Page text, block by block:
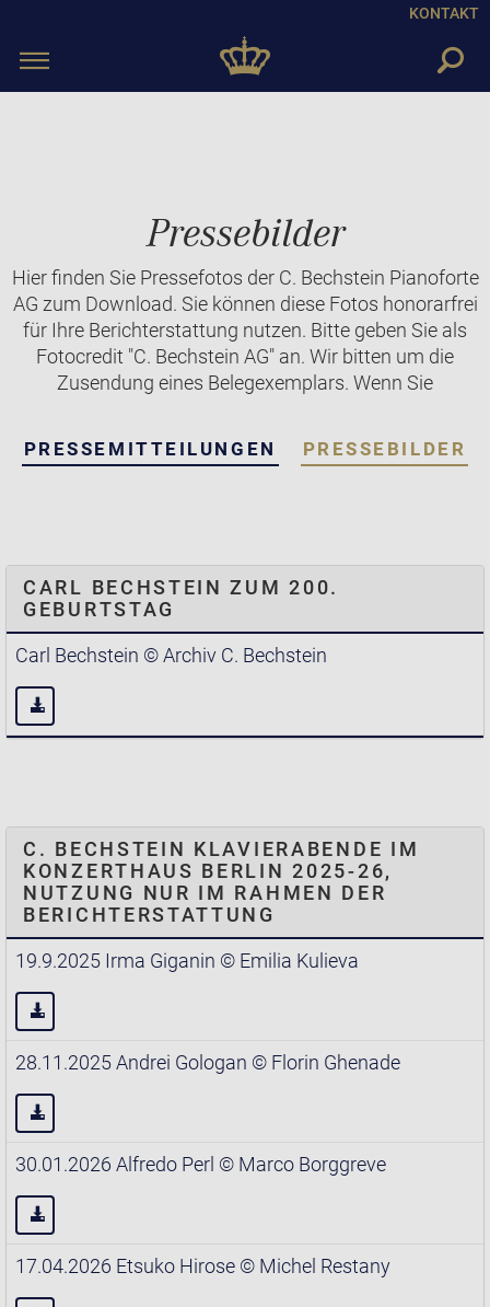
KONTAKT
Toggle
Pressebilder
Hier finden Sie Pressefotos der C. Bechstein Pianoforte
AG zum Download. Sie können diese Fotos honorarfrei
für Ihre Berichterstattung nutzen. Bitte geben Sie als
Fotocredit "C. Bechstein AG" an. Wir bitten um die
Zusendung eines Belegexemplars. Wenn Sie
PRESSEMITTEILUNGEN PRESSEBILDER
CARL BECHSTEIN ZUM 200.
GEBURTSTAG
Carl Bechstein © Archiv C. Bechstein
C. BECHSTEIN KLAVIERABENDE IM
KONZERTHAUS BERLIN 2025-26,
NUTZUNG NUR IM RAHMEN DER
BERICHTERSTATTUNG
19.9.2025 Irma Giganin © Emilia Kulieva
28.11.2025 Andrei Gologan © Florin Ghenade
30.01.2026 Alfredo Perl © Marco Borggreve
17.04.2026 Etsuko Hirose © Michel Restany